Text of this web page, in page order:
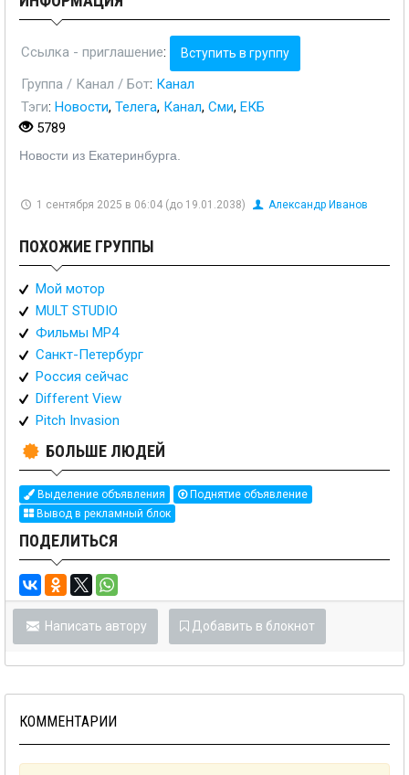
Ссылка - приглашение: Вступить в группу
Группа / Канал / Бот: Канал
Тэги: Новости, Телега, Канал, Сми, ЕКБ
5789
Новости из Екатеринбурга.
1 сентября 2025 в 06:04 (до 19.01.2038) Александр Иванов
ПОХОЖИЕ ГРУППЫ
Мой мотор
MULT STUDIO
Фильмы MP4
Санкт-Петербург
Россия сейчас
Different View
Pitch Invasion
БОЛЬШЕ ЛЮДЕЙ
Выделение объявления
Поднятие объявление
Вывод в рекламный блок
ПОДЕЛИТЬСЯ
Написать автору Добавить в блокнот
КОММЕНТАРИИ